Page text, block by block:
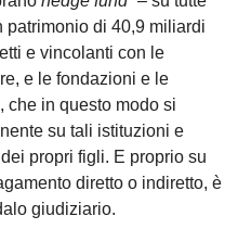
patrimonio di 40,9 miliardi
e vincolanti con le
e le fondazioni e le
in questo modo si
su tali istituzioni e
propri figli. E proprio su
diretto o indiretto, è
giudiziario.